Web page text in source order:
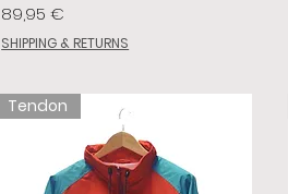
Prix
89,95 €
SHIPPING & RETURNS
Tendon